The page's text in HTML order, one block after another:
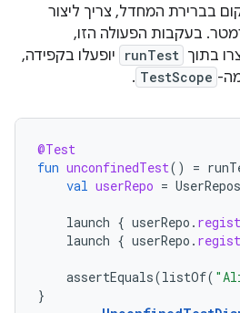
בברירת המחדל, צריך ליצור
בעקבות הפעולה הזו,
בתוך runTest
יופעלו בקפידה,
TestScope
.
@Test
fun unconfinedTest() =
val userRepo =
launch { userRepo .
launch { userRepo .
assertEquals(listOf(
}